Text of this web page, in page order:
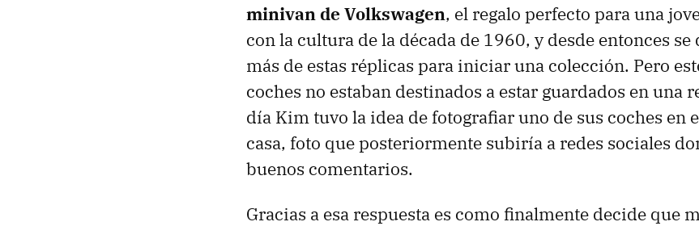
minivan de Volkswagen, el regalo perfecto para una
con la cultura de la década de 1960, y desde entonces
más de estas réplicas para iniciar una colección. Pero
coches no estaban destinados a estar guardados en una
día Kim tuvo la idea de fotografiar uno de sus coches en
casa, foto que posteriormente subiría a redes sociales
buenos comentarios.
Gracias a esa respuesta es como finalmente decide que